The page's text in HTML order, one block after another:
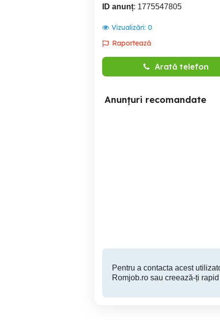
ID anunț: 1775547805
Vizualizări: 0
Raportează
Arată telefon
Anunțuri recomandate
Pentru a contacta acest
Romjob.ro sau creează-ți